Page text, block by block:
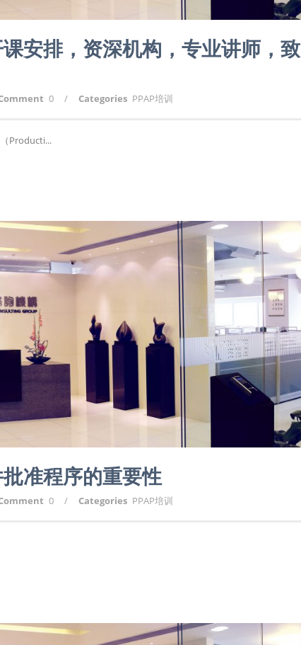
安排，资深机构，专业讲师，致
0 / Categories PPAP培训
Producti...
准程序的重要性
0 / Categories PPAP培训